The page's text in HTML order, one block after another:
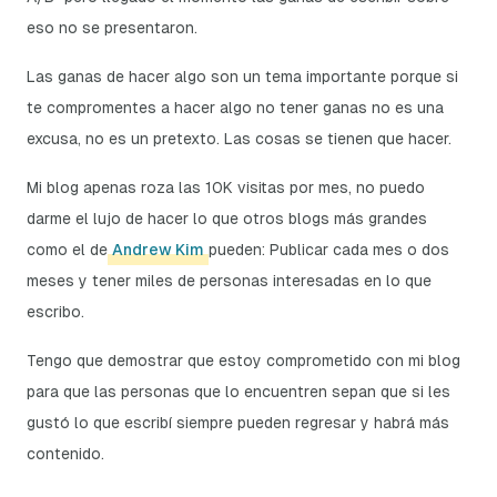
eso no se presentaron.
Las ganas de hacer algo son un tema importante porque si
te compromentes a hacer algo no tener ganas no es una
excusa, no es un pretexto. Las cosas se tienen que hacer.
Mi blog apenas roza las 10K visitas por mes, no puedo
darme el lujo de hacer lo que otros blogs más grandes
como el deAndrew Kimpueden: Publicar cada mes o dos
meses y tener miles de personas interesadas en lo que
escribo.
Tengo que demostrar que estoy comprometido con mi blog
para que las personas que lo encuentren sepan que si les
gustó lo que escribí siempre pueden regresar y habrá más
contenido.